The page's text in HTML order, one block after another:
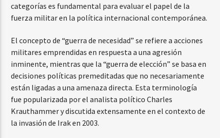
categorías es fundamental para evaluar el papel de la
fuerza militar en la política internacional contemporánea.
El concepto de “guerra de necesidad” se refiere a acciones
militares emprendidas en respuesta a una agresión
inminente, mientras que la “guerra de elección” se basa en
decisiones políticas premeditadas que no necesariamente
están ligadas a una amenaza directa. Esta terminología
fue popularizada por el analista político Charles
Krauthammer y discutida extensamente en el contexto de
la invasión de Irak en 2003.